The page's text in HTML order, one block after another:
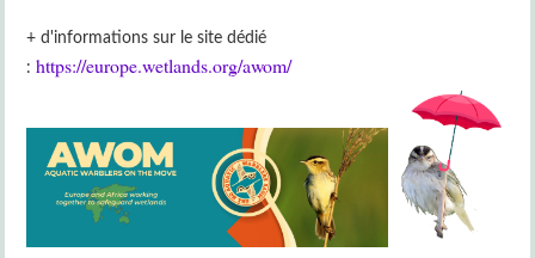
+ d'informations sur le site dédié
:https://europe.wetlands.org/awom/